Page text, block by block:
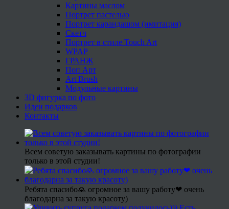
Картины маслом
Портрет пастелью
Портрет карандашом (имитация)
Скетч
Портрет в стиле Touch Art
WPAP
ГРАНЖ
Поп Арт
Art Brush
Модульные картины
3D фигурка по фото
Идеи подарков
Контакты
Всем советую заказывать картины по фотографии
только в этой студии!
Ребята спасибо🙏 огромное за вашу работу❤ очень
благодарна за такую красоту)